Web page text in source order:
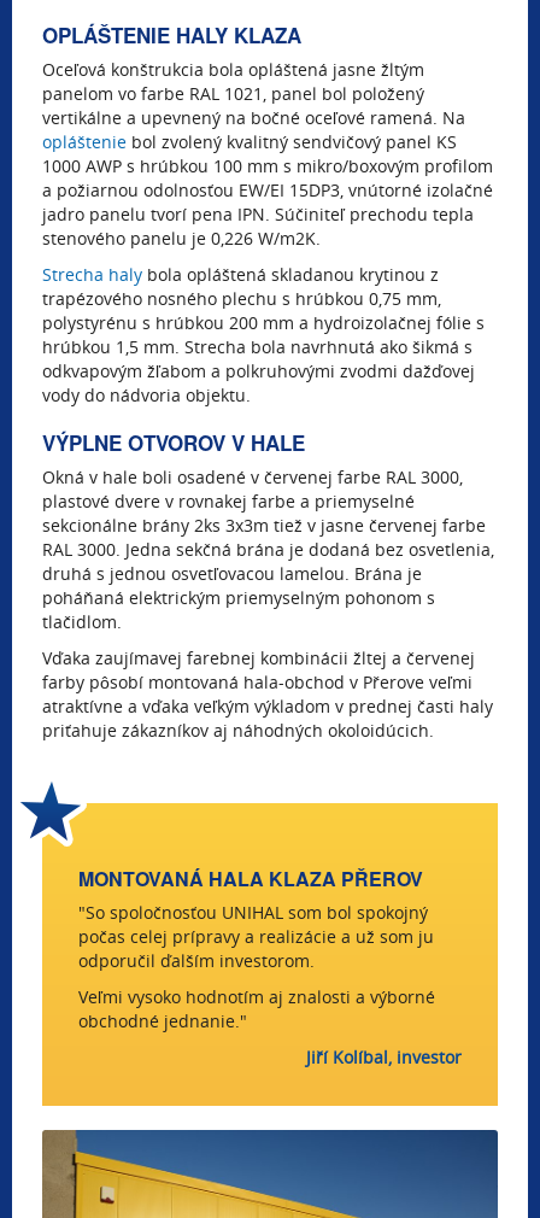
OPLÁŠTENIE HALY KLAZA
Oceľová konštrukcia bola opláštená jasne žltým
panelom vo farbe RAL 1021, panel bol položený
vertikálne a upevnený na bočné oceľové ramená. Na
opláštenie bol zvolený kvalitný sendvičový panel KS
1000 AWP s hrúbkou 100 mm s mikro/boxovým profilom
a požiarnou odolnosťou EW/EI 15DP3, vnútorné izolačné
jadro panelu tvorí pena IPN. Súčiniteľ prechodu tepla
stenového panelu je 0,226 W/m2K.
Strecha haly bola opláštená skladanou krytinou z
trapézového nosného plechu s hrúbkou 0,75 mm,
polystyrénu s hrúbkou 200 mm a hydroizolačnej fólie s
hrúbkou 1,5 mm. Strecha bola navrhnutá ako šikmá s
odkvapovým žľabom a polkruhovými zvodmi dažďovej
vody do nádvoria objektu.
VÝPLNE OTVOROV V HALE
Okná v hale boli osadené v červenej farbe RAL 3000,
plastové dvere v rovnakej farbe a priemyselné
sekcionálne brány 2ks 3x3m tiež v jasne červenej farbe
RAL 3000. Jedna sekčná brána je dodaná bez osvetlenia,
druhá s jednou osvetľovacou lamelou. Brána je
poháňaná elektrickým priemyselným pohonom s
tlačidlom.
Vďaka zaujímavej farebnej kombinácii žltej a červenej
farby pôsobí montovaná hala-obchod v Přerove veľmi
atraktívne a vďaka veľkým výkladom v prednej časti haly
priťahuje zákazníkov aj náhodných okoloidúcich.
MONTOVANÁ HALA KLAZA PŘEROV
"So spoločnosťou UNIHAL som bol spokojný
počas celej prípravy a realizácie a už som ju
odporučil ďalším investorom.
Veľmi vysoko hodnotím aj znalosti a výborné
obchodné jednanie."
Jiří Kolíbal, investor